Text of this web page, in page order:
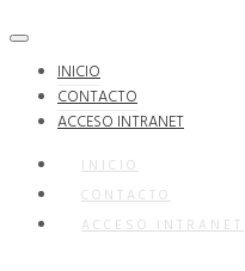
INICIO
CONTACTO
ACCESO INTRANET
INICIO
CONTACTO
ACCESO INTRANET